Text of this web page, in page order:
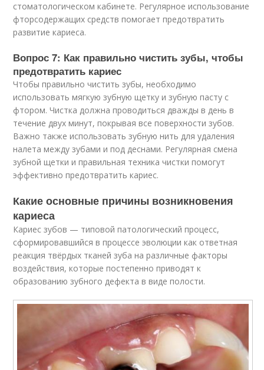
стоматологическом кабинете. Регулярное использование
фторсодержащих средств помогает предотвратить
развитие кариеса.
Вопрос 7: Как правильно чистить зубы, чтобы
предотвратить кариес
Чтобы правильно чистить зубы, необходимо
использовать мягкую зубную щетку и зубную пасту с
фтором. Чистка должна проводиться дважды в день в
течение двух минут, покрывая все поверхности зубов.
Важно также использовать зубную нить для удаления
налета между зубами и под деснами. Регулярная смена
зубной щетки и правильная техника чистки помогут
эффективно предотвратить кариес.
Какие основные причины возникновения
кариеса
Кариес зубов — типовой патологический процесс,
сформировавшийся в процессе эволюции как ответная
реакция твёрдых тканей зуба на различные факторы
воздействия, которые постепенно приводят к
образованию зубного дефекта в виде полости.